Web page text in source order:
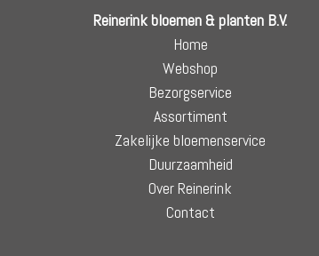
Reinerink bloemen & planten B.V.
Home
Webshop
Bezorgservice
Assortiment
Zakelijke bloemenservice
Duurzaamheid
Over Reinerink
Contact